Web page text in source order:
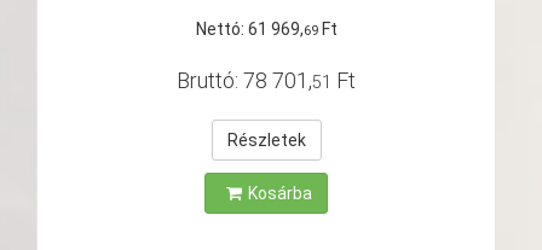
Nettó: 61 969,69 Ft
Bruttó: 78 701 ,51 Ft
Részletek
Kosárba